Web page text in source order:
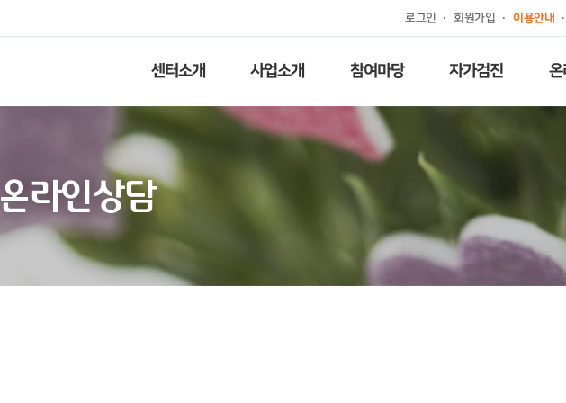
로그인 회원가입 이용안내
센터소개 사업소개 참여마당 자가검진 온
온라인상담